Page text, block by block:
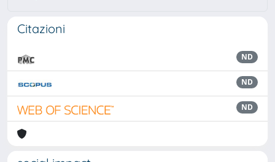
Citazioni
ND
ND
ND